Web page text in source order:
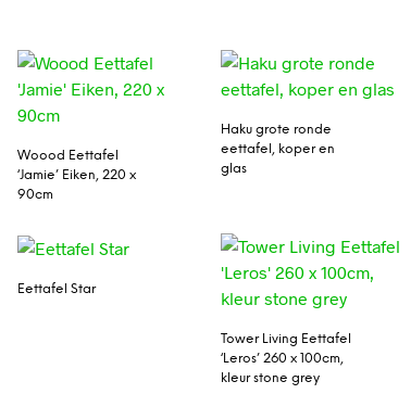
Woood Eettafel
‘Jamie’ Eiken, 220 x
90cm
Haku grote ronde
eettafel, koper en
glas
Eettafel Star
Tower Living Eettafel
‘Leros’ 260 x 100cm,
kleur stone grey